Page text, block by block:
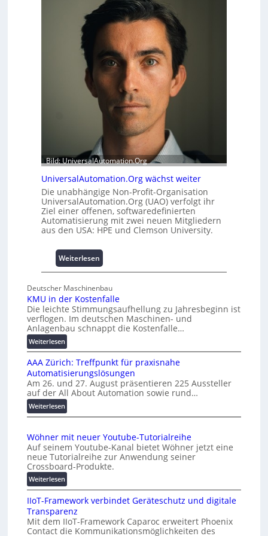
h
a
t
A
b
a
u
h
e
m
m
n
i
s
e
c
h
a
f
e
m
u
l
e
i
t
0
u
n
4
0
A
Bild: UniversalAutomation.Org
UniversalAutomation.Org wächst weiter
Die unabhängige Non-Profit-Organisation
UniversalAutomation.Org (UAO) verfolgt ihr
Ziel einer offenen, softwaredefinierten
Automatisierung mit zwei neuen Mitgliedern
aus den USA: HPE und Clemson University.
Weiterlesen:
U
i
v
e
r
l
A
u
t
m
t
i
o
O
g
w
Deutscher Maschinenbau
KMU in der Kostenfalle
Die leichte Stimmungsaufhellung zu Jahresbeginn ist
verflogen. Im deutschen Maschinen- und
Anlagenbau schnappt die Kostenfalle…
Weiterlesen:
K
M
U
i
n
d
e
K
o
s
t
e
n
f
a
l
AAA Zürich: Treffpunkt für praxisnahe
Automatisierungslösungen
Am 26. und 27. August präsentieren 225 Aussteller
auf der All About Automation sowie rund…
Weiterlesen:
A
A
Z
ü
r
i
c
h
:
T
Wöhner mit neuer Youtube-Tutorialreihe
Auf seinem Youtube-Kanal bietet Wöhner jetzt eine
neue Tutorialreihe zur Anwendung seiner
Crossboard-Produkte.
Weiterlesen:
W
ö
h
n
e
IIoT-Framework verbindet Geräteschutz und digitale
Transparenz
Mit dem IIoT-Framework Caparoc erweitert Phoenix
Contact die Kommunikationsmöglichkeiten des